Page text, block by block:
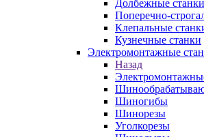
Долбежные станки
Поперечно-
Клепальные
Кузнечные станки
Электромонтажные
Назад
Шиногибы
Шинорезы
Уголкорезы